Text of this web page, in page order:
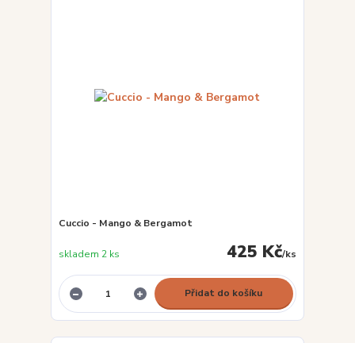
Cuccio - Mango & Bergamot
425 Kč/ks
skladem 2 ks
Přidat do košíku